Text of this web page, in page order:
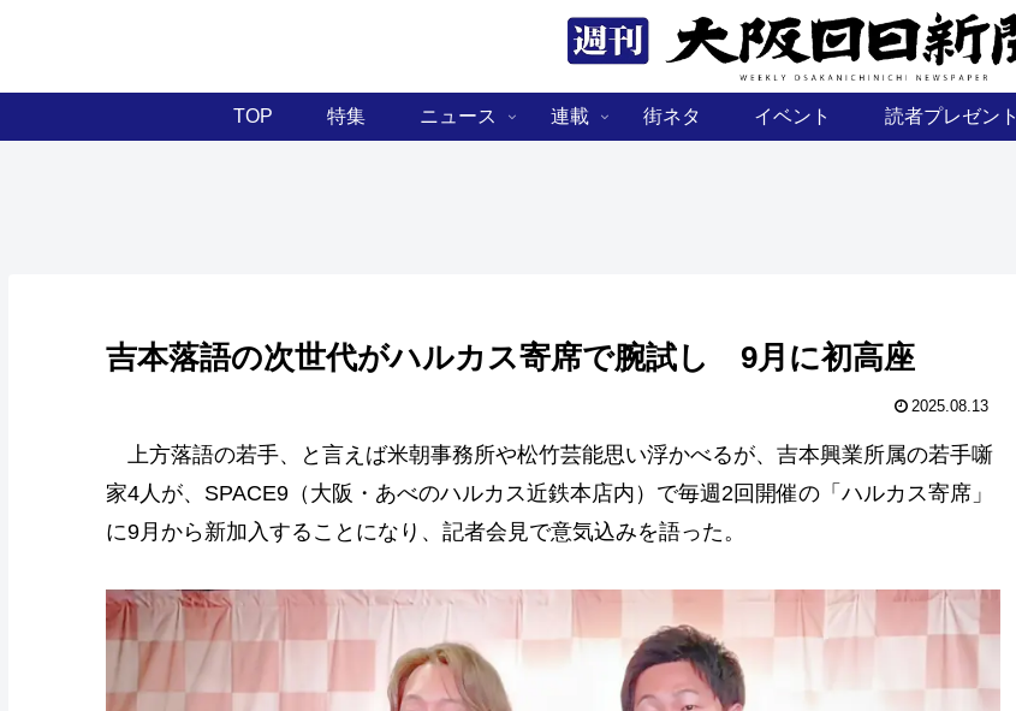
TOP 特集 ニュース 連載 街ネタ イベント 読者プレゼント
吉本落語の次世代がハルカス寄席で腕試し 9月に初高座
2025.08.13
上方落語の若手、と言えば米朝事務所や松竹芸能思い浮かべるが、吉本興業所属の若手噺
家4人が、SPACE9（大阪・あべのハルカス近鉄本店内）で毎週2回開催の「ハルカス寄席」
に9月から新加入することになり、記者会見で意気込みを語った。